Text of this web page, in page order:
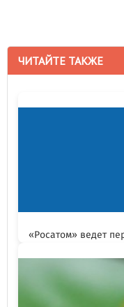
ЧИТАЙТЕ ТАКЖЕ
«Росатом» ведет